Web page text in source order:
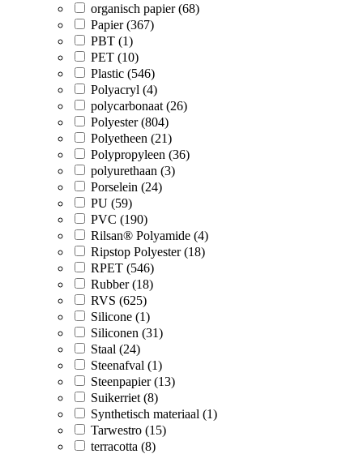
organisch papier (68)
Papier (367)
PBT (1)
PET (10)
Plastic (546)
Polyacryl (4)
polycarbonaat (26)
Polyester (804)
Polyetheen (21)
Polypropyleen (36)
polyurethaan (3)
Porselein (24)
PU (59)
PVC (190)
Rilsan® Polyamide (4)
Ripstop Polyester (18)
RPET (546)
Rubber (18)
RVS (625)
Silicone (1)
Siliconen (31)
Staal (24)
Steenafval (1)
Steenpapier (13)
Suikerriet (8)
Synthetisch materiaal (1)
Tarwestro (15)
terracotta (8)